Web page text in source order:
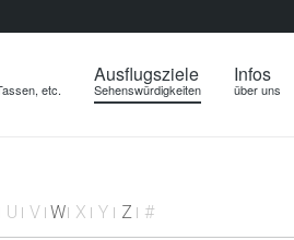
etc.
Ausflugsziele
Sehenswürdigkeiten
Infos
über uns
U V W X Y Z #